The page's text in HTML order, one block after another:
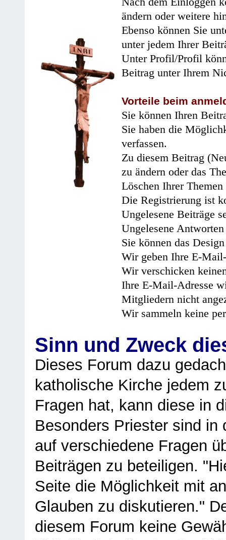
ändern oder weitere
Ebenso können Sie
unter jedem Ihrer
Unter Profil/Profil
Beitrag unter Ihrem
Vorteile beim
Sie können Ihren
Sie haben die
verfassen.
Zu diesem Beitrag
zu ändern oder das
Löschen Ihrer
Die Registrierung ist
Ungelesene Beiträge
Ungelesene
Sie können das
Wir geben Ihre E-
Wir verschicken
Ihre E-Mail-Adresse
Mitgliedern nicht
Wir sammeln keine
Sinn und Zweck
Dieses Forum dazu
katholische Kirche jedem
Fragen hat, kann diese in
Besonders Priester sind in
auf verschiedene Fragen
Beiträgen zu beteiligen.
Seite die Möglichkeit mit
Glauben zu diskutieren."
diesem Forum keine